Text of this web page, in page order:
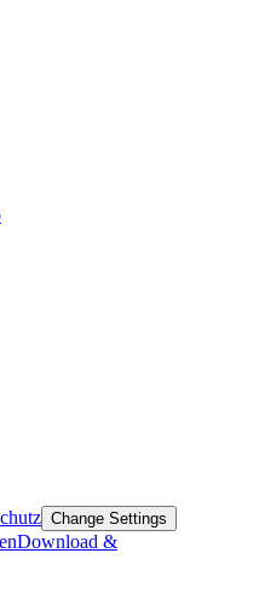
Change Settings
Download &